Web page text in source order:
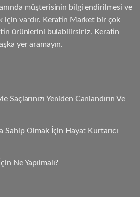
müşterisinin bilgilendirilmesi ve
için vardır. Keratin Market bir çok
ürünlerini bulabilirsiniz. Keratin
yer aramayın.
Saçlarınızı Yeniden Canlandırın Ve
Sahip Olmak İçin Hayat Kurtarıcı
Ne Yapılmalı?